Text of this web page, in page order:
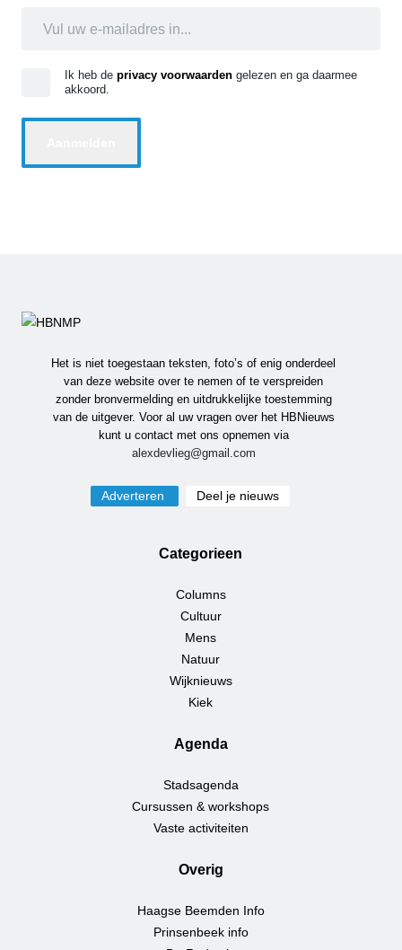
Ik heb de privacy voorwaarden gelezen en ga daarmee
akkoord.
Het is niet toegestaan teksten, foto’s of enig onderdeel
van deze website over te nemen of te verspreiden
zonder bronvermelding en uitdrukkelijke toestemming
van de uitgever. Voor al uw vragen over het HBNieuws
kunt u contact met ons opnemen via
alexdevlieg@gmail.com
Adverteren Deel je nieuws
Categorieen
Columns
Cultuur
Mens
Natuur
Wijknieuws
Kiek
Agenda
Stadsagenda
Cursussen & workshops
Vaste activiteiten
Overig
Haagse Beemden Info
Prinsenbeek info